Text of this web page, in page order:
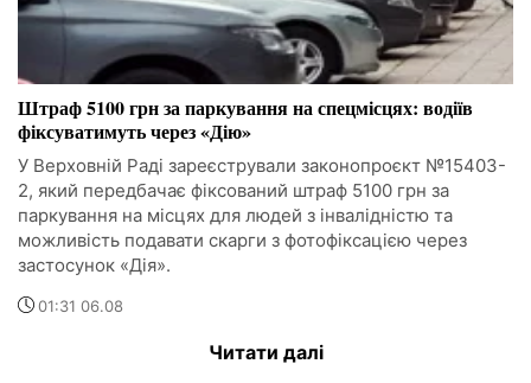
Штраф 5100 грн за паркування на спецмісцях: водіїв
фіксуватимуть через «Дію»
У Верховній Раді зареєстрували законопроєкт №15403-
2, який передбачає фіксований штраф 5100 грн за
паркування на місцях для людей з інвалідністю та
можливість подавати скарги з фотофіксацією через
застосунок «Дія».
01:31 06.08
Читати далі